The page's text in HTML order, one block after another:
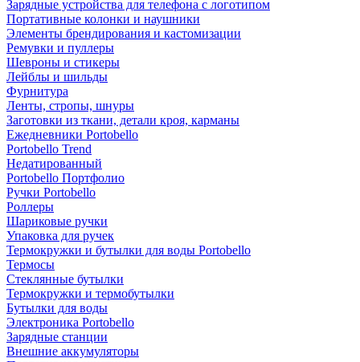
Зарядные устройства для телефона с логотипом
Портативные колонки и наушники
Элементы брендирования и кастомизации
Ремувки и пуллеры
Шевроны и стикеры
Лейблы и шильды
Фурнитура
Ленты, стропы, шнуры
Заготовки из ткани, детали кроя, карманы
Ежедневники Portobello
Portobello Trend
Недатированный
Portobello Портфолио
Ручки Portobello
Роллеры
Шариковые ручки
Упаковка для ручек
Термокружки и бутылки для воды Portobello
Термосы
Стеклянные бутылки
Термокружки и термобутылки
Бутылки для воды
Электроника Portobello
Зарядные станции
Внешние аккумуляторы